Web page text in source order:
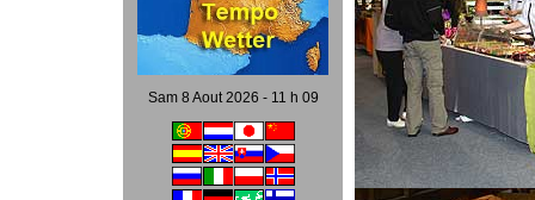
Sam 8 Aout 2026 - 11 h 09